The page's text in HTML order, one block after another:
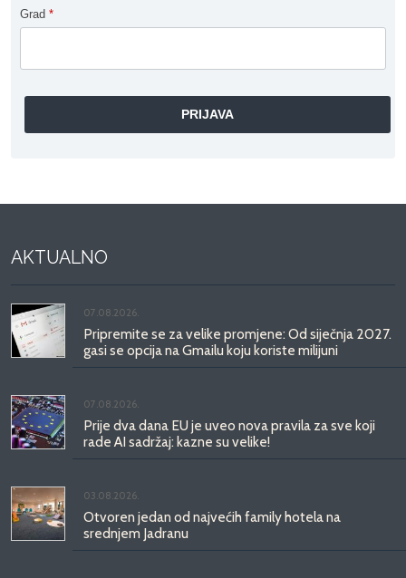
Grad *
AKTUALNO
07.08.2026.
Pripremite se za velike promjene: Od siječnja 2027.
gasi se opcija na Gmailu koju koriste milijuni
07.08.2026.
Prije dva dana EU je uveo nova pravila za sve koji
rade AI sadržaj: kazne su velike!
03.08.2026.
Otvoren jedan od najvećih family hotela na
srednjem Jadranu